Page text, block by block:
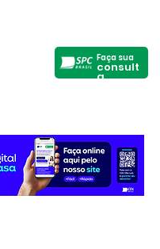
Faça sua
consult
a